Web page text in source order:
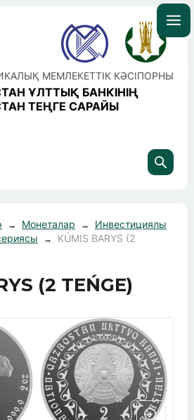
МЕМЛЕКЕТТІК КӘСІПОРНЫ
ҰЛТТЫҚ БАНКІНІҢ
ТЕҢГЕ САРАЙЫ
→ Монеталар →
Инвестициялы
→
KÚMIS BARYS (2
(2 TEŃGE)